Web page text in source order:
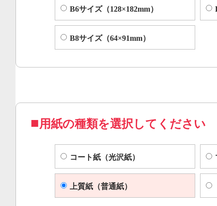
B6サイズ（128×182mm）
B8サイズ（64×91mm）
用紙の種類を選択してください
コート紙（光沢紙）
上質紙（普通紙）